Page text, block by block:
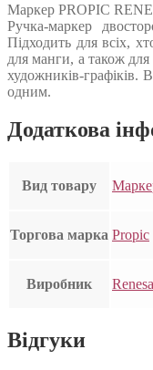
Маркер PROPIC
Ручка-маркер
Підходить для всіх,
для манги, а також для
художників-графіків.
одним.
Додаткова
Вид товару
Торгова марка Propic
Виробник
Відгуки